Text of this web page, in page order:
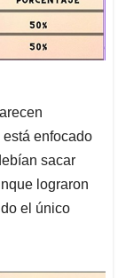
enfocado
sacar
lograron
el único